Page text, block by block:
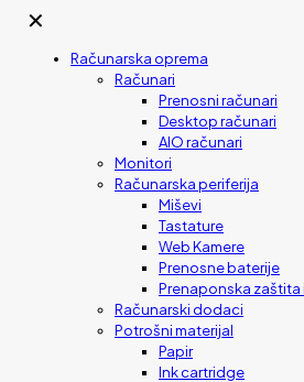
✕
Računarska oprema
Računari
Prenosni računari
Desktop računari
AIO računari
Monitori
Računarska periferija
Miševi
Tastature
Web Kamere
Prenosne baterije
Prenaponska zaštita
Računarski dodaci
Potrošni materijal
Papir
Ink cartridge